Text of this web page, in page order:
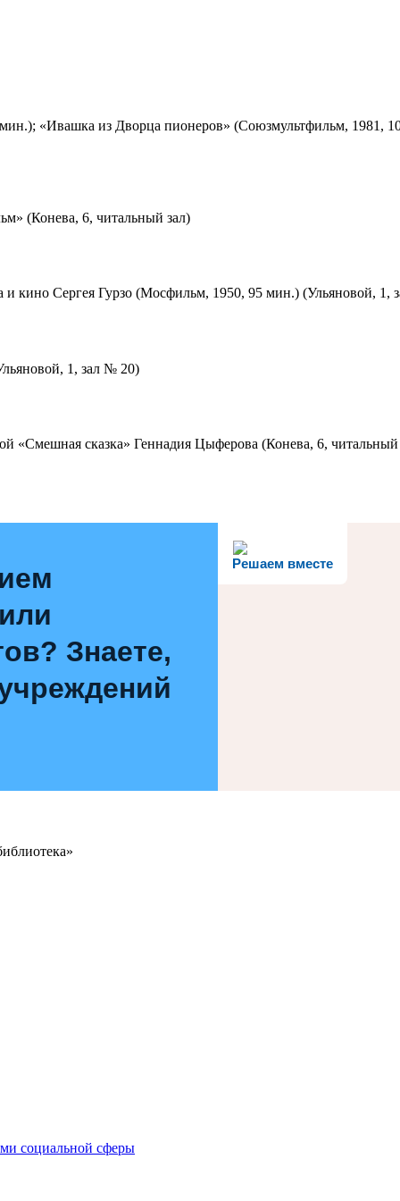
«Ивашка из Дворца пионеров» (Союзмультфильм, 1981,
(Конева, 6, читальный зал)
и кино Сергея Гурзо (Мосфильм, 1950, 95 мин.) (Ульяновой, 1,
1, зал № 20)
«Смешная сказка» Геннадия Цыферова (Конева, 6, читальный
Решаем вместе
Знаете,
социальной сферы